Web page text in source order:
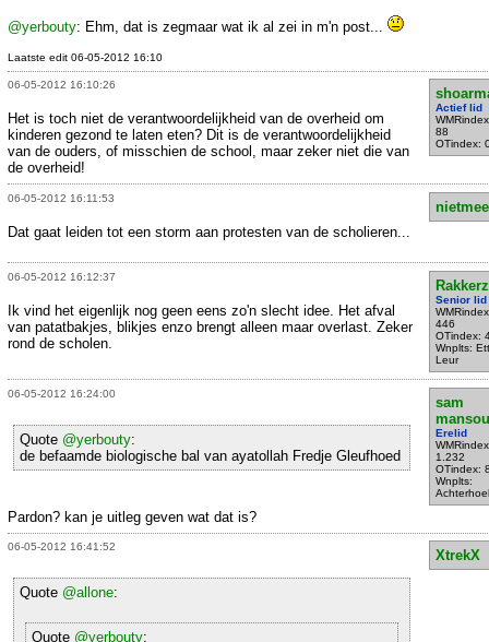
@yerbouty: Ehm, dat is zegmaar wat ik al zei in m'n post...
Laatste edit 06-05-2012 16:10
06-05-2012 16:10:26
Actief lid
88
OTindex:
Het is toch niet de verantwoordelijkheid van de overheid om
kinderen gezond te laten eten? Dit is de verantwoordelijkheid
van de ouders, of misschien de school, maar zeker niet die van
de overheid!
06-05-2012 16:11:53
Dat gaat leiden tot een storm aan protesten van de scholieren...
06-05-2012 16:12:37
Senior lid
446
OTindex:
Wnplts:
Leur
Ik vind het eigenlijk nog geen eens zo'n slecht idee. Het afval
van patatbakjes, blikjes enzo brengt alleen maar overlast. Zeker
rond de scholen.
06-05-2012 16:24:00
sam
Erelid
1.232
OTindex:
Wnplts:
Quote @yerbouty:
de befaamde biologische bal van ayatollah Fredje Gleufhoed
Pardon? kan je uitleg geven wat dat is?
06-05-2012 16:41:52
XtrekX
Quote @allone:
Quote @yerbouty: